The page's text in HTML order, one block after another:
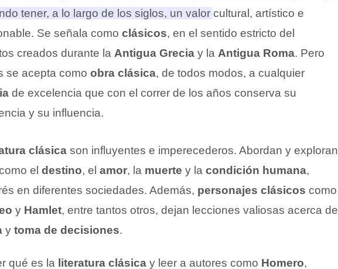
tener, a lo largo de los siglos, un valor cultural, artístico e
Se señala como clásicos, en el sentido estricto del
creados durante la Antigua Grecia y la Antigua Roma. Pero
se acepta como obra clásica, de todos modos, a cualquier
de excelencia que con el correr de los años conserva su
y su influencia.
clásica son influyentes e imperecederos. Abordan y exploran
el destino, el amor, la muerte y la condición humana,
en diferentes sociedades. Además, personajes clásicos como
y Hamlet, entre tantos otros, dejan lecciones valiosas acerca de
y toma de decisiones.
qué es la literatura clásica y leer a autores como Homero,